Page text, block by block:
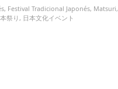
, Festival Tradicional Japonés, Matsuri,
祭り , 日本文化イベント